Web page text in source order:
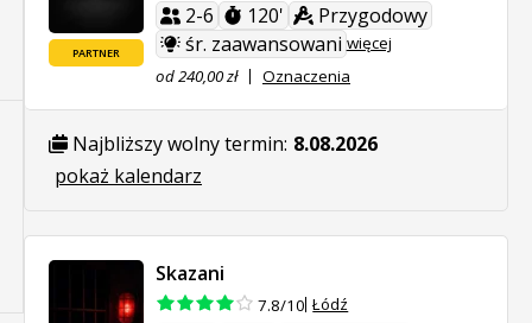
PARTNER
2-6 120'
Przygodowy
śr. zaawansowani więcej
od 240,00 zł
Oznaczenia
Najbliższy wolny termin: 8.08.2026
pokaż kalendarz
Skazani
7.8/10 Łódź